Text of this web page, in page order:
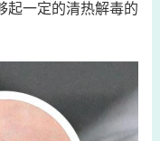
起一定的清热解毒的